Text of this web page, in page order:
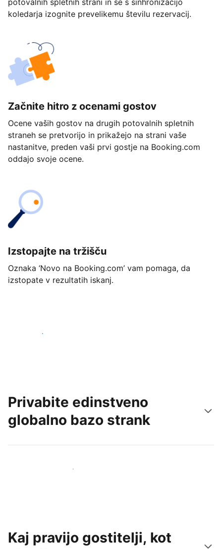
potovalnih spletnih strani in se s sinhronizacijo
koledarja izognite prevelikemu številu rezervacij.
Začnite hitro z ocenami gostov
Ocene vaših gostov na drugih potovalnih spletnih
straneh se pretvorijo in prikažejo na strani vaše
nastanitve, preden vaši prvi gostje na Booking.com
oddajo svoje ocene.
Izstopajte na tržišču
Oznaka ‘Novo na Booking.com’ vam pomaga, da
izstopate v rezultatih iskanj.
Začnite danes
Privabite edinstveno
globalno bazo strank
Pridobite nove goste še danes
Kaj pravijo gostitelji, kot